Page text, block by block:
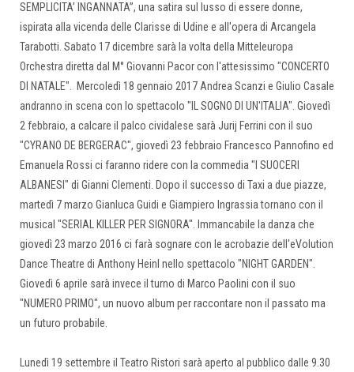
SEMPLICITA’ INGANNATA”, una satira sul lusso di essere donne,
ispirata alla vicenda delle Clarisse di Udine e all'opera di Arcangela
Tarabotti. Sabato 17 dicembre sarà la volta della Mitteleuropa
Orchestra diretta dal M° Giovanni Pacor con l'attesissimo "CONCERTO
DI NATALE". Mercoledì 18 gennaio 2017 Andrea Scanzi e Giulio Casale
andranno in scena con lo spettacolo "IL SOGNO DI UN'ITALIA". Giovedì
2 febbraio, a calcare il palco cividalese sarà Jurij Ferrini con il suo
"CYRANO DE BERGERAC", giovedì 23 febbraio Francesco Pannofino ed
Emanuela Rossi ci faranno ridere con la commedia "I SUOCERI
ALBANESI" di Gianni Clementi. Dopo il successo di Taxi a due piazze,
martedì 7 marzo Gianluca Guidi e Giampiero Ingrassia tornano con il
musical "SERIAL KILLER PER SIGNORA". Immancabile la danza che
giovedì 23 marzo 2016 ci farà sognare con le acrobazie dell'eVolution
Dance Theatre di Anthony Heinl nello spettacolo "NIGHT GARDEN".
Giovedì 6 aprile sarà invece il turno di Marco Paolini con il suo
"NUMERO PRIMO", un nuovo album per raccontare non il passato ma
un futuro probabile.
Lunedì 19 settembre il Teatro Ristori sarà aperto al pubblico dalle 9.30